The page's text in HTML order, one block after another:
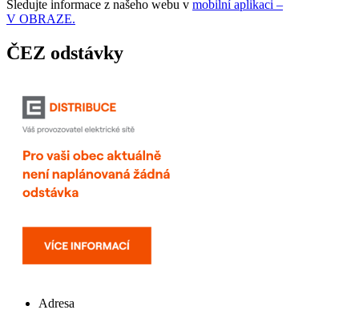
Sledujte informace z našeho webu v mobilní aplikaci –
V OBRAZE.
ČEZ odstávky
Adresa